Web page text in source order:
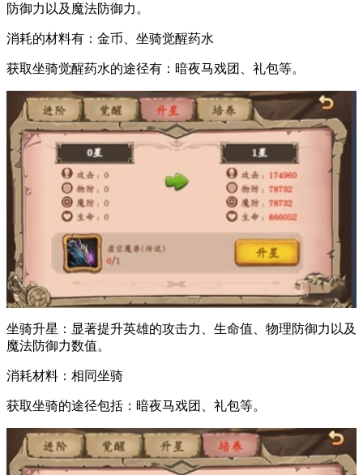
防御力以及魔法防御力。
消耗的材料有：金币、坐骑觉醒药水
获取坐骑觉醒药水的途径有：暗夜马戏团、礼包等。
坐骑升星：显著提升英雄的攻击力、生命值、物理防御力以及
魔法防御力数值。
消耗材料：相同坐骑
获取坐骑的途径包括：暗夜马戏团、礼包等。